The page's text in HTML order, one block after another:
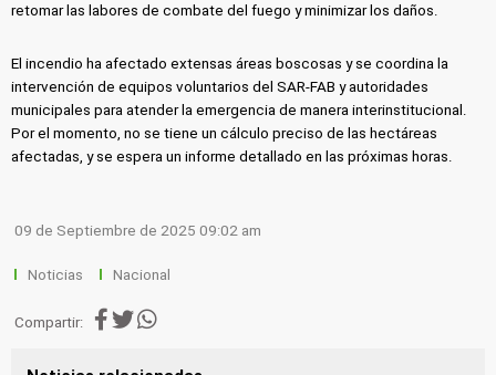
retomar las labores de combate del fuego y minimizar los daños.
El incendio ha afectado extensas áreas boscosas y se coordina la
intervención de equipos voluntarios del SAR-FAB y autoridades
municipales para atender la emergencia de manera interinstitucional.
Por el momento, no se tiene un cálculo preciso de las hectáreas
afectadas, y se espera un informe detallado en las próximas horas.
09 de Septiembre de 2025 09:02 am
Noticias Nacional
Compartir: